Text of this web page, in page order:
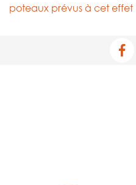
poteaux prévus à cet effet